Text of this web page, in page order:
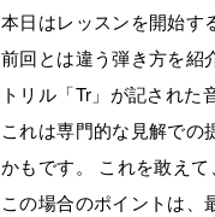
本日はレッスンを開始す
前回とは違う弾き方を紹
トリル「Tr」が記された
これは専門的な見解で
かもです。 これを敢えて
この場合のポイントは、